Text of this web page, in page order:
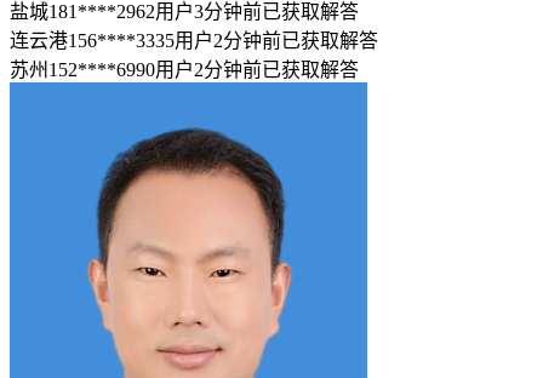
盐城181****2962用户3分钟前已获取解答
连云港156****3335用户2分钟前已获取解答
苏州152****6990用户2分钟前已获取解答